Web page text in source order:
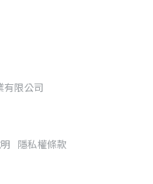
有限公司
隱私權條款